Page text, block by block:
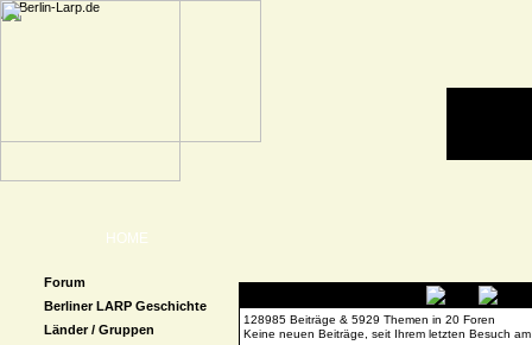
HOME
Forum
Berliner LARP Geschichte
Länder / Gruppen
128985 Beiträge & 5929 Themen in 20 Foren
Keine neuen Beiträge, seit Ihrem letzten Besuch